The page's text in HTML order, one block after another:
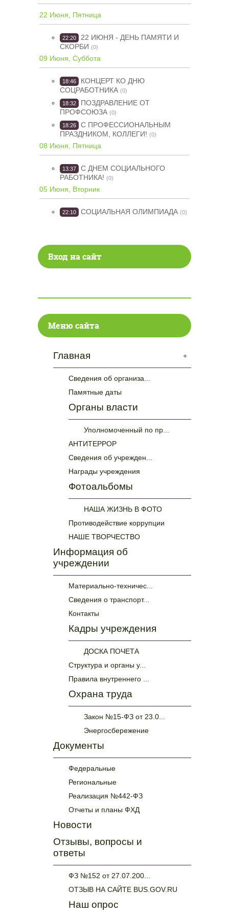
22 Июня, Пятница
22:20
22 ИЮНЯ - ДЕНЬ ПАМЯТИ И
СКОРБИ (0)
09 Июня, Суббота
18:46
КОНЦЕРТ КО ДНЮ
СОЦРАБОТНИКА (0)
18:32
ПОЗДРАВЛЕНИЕ ОТ
ПРОФСОЮЗА (0)
18:26
С ПРОФЕССИОНАЛЬНЫМ
ПРАЗДНИКОМ, КОЛЛЕГИ! (0)
08 Июня, Пятница
13:37
С ДНЕМ СОЦИАЛЬНОГО
РАБОТНИКА! (0)
05 Июня, Вторник
22:10 СОЦИАЛЬНАЯ ОЛИМПИАДА (0)
Вход на сайт
Меню сайта
+
Главная
Сведения об организа...
Памятные даты
Органы власти
Уполномоченный по пр...
АНТИТЕРРОР
Сведения об учрежден...
Награды учреждения
Фотоальбомы
НАША ЖИЗНЬ В ФОТО
Противодействие коррупции
НАШЕ ТВОРЧЕСТВО
Информация об
учреждении
Материально-техничес...
Сведения о транспорт...
Контакты
Кадры учреждения
ДОСКА ПОЧЕТА
Структура и органы у...
Правила внутреннего ...
Охрана труда
Закон №15-ФЗ от 23.0...
Энергосбережение
Документы
Федеральные
Региональные
Реализация №442-ФЗ
Отчеты и планы ФХД
Новости
Отзывы, вопросы и
ответы
ФЗ №152 от 27.07.200...
ОТЗЫВ НА САЙТЕ BUS.GOV.RU
Наш опрос